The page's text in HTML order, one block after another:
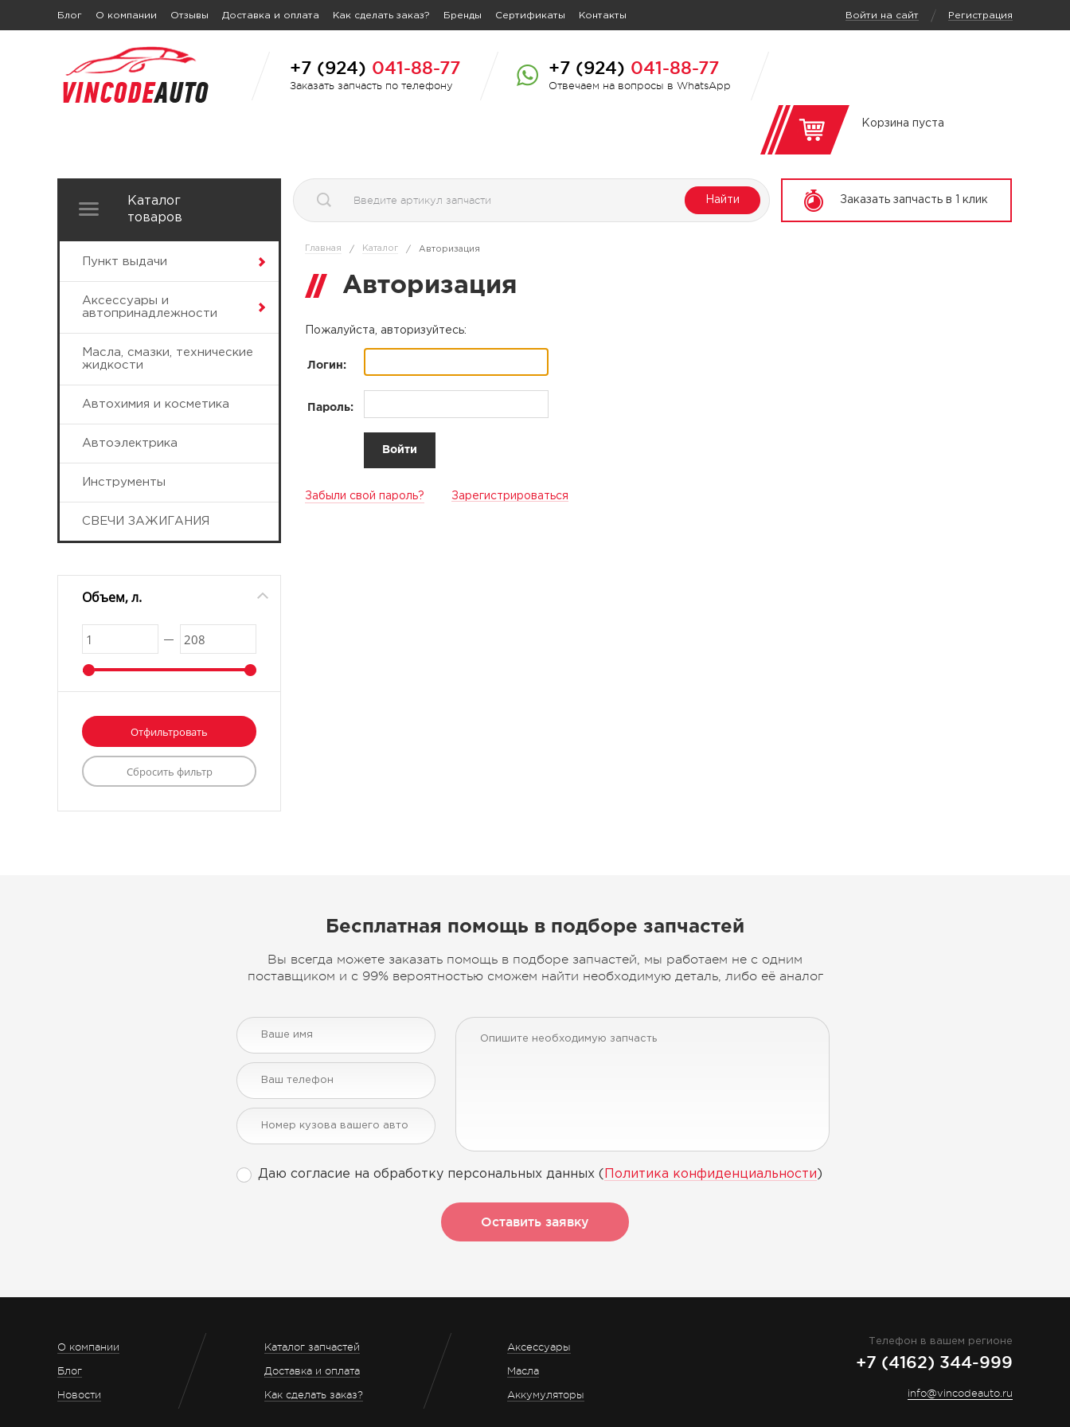
Блог О компании Отзывы Доставка и оплата Как сделать заказ? Бренды Сертификаты Контакты Войти на сайт / Регистрация
+7 (924) 041-88-77
Заказать запчасть по телефону
+7 (924) 041-88-77
Отвечаем на вопросы в WhatsApp
Корзина пуста
Каталог
товаров
Пункт выдачи
Аксессуары и
автопринадлежности
Масла, смазки, технические
жидкости
Автохимия и косметика
Автоэлектрика
Инструменты
СВЕЧИ ЗАЖИГАНИЯ
Объем, л.
Найти Заказать запчасть в 1 клик
Главная / Каталог / Авторизация
Авторизация
Пожалуйста, авторизуйтесь:
Логин:
Пароль:
Забыли свой пароль? Зарегистрироваться
Бесплатная помощь в подборе запчастей
Вы всегда можете заказать помощь в подборе запчастей, мы работаем не с одним
поставщиком и с 99% вероятностью сможем найти необходимую деталь, либо её аналог
Даю согласие на обработку персональных данных ( Политика конфиденциальности )
Оставить заявку
О компании
Блог
Новости
Каталог запчастей
Доставка и оплата
Как сделать заказ?
Аксессуары
Масла
Аккумуляторы
Телефон в вашем регионе
+7 (4162) 344-999
info@vincodeauto.ru